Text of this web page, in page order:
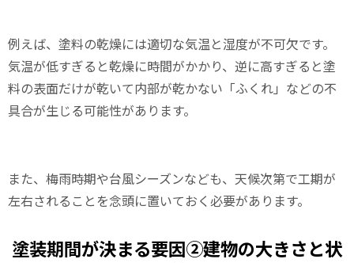
例えば、塗料の乾燥には適切な気温と湿度が不可欠です。
気温が低すぎると乾燥に時間がかかり、逆に高すぎると塗
料の表面だけが乾いて内部が乾かない「ふくれ」などの不
具合が生じる可能性があります。
また、梅雨時期や台風シーズンなども、天候次第で工期が
左右されることを念頭に置いておく必要があります。
塗装期間が決まる要因②建物の大きさと状